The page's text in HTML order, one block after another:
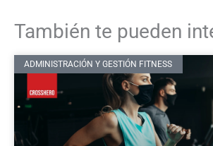
También te pueden
ADMINISTRACIÓN Y GESTIÓN FITNESS